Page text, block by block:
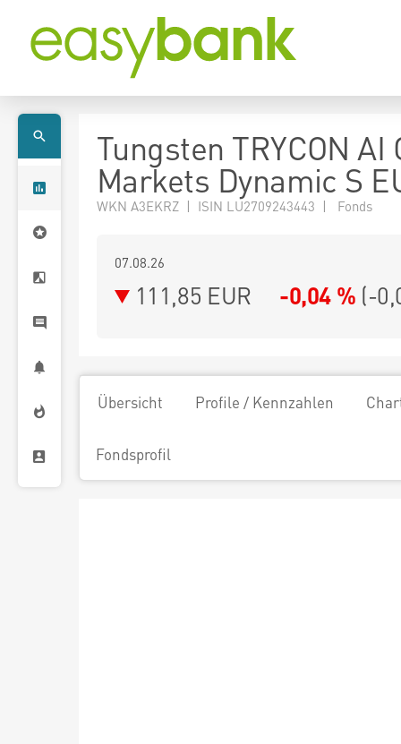
Tungsten TRYCON AI
Markets Dynamic S
WKN A3EKRZ | ISIN LU2709243443 | Fonds
07.08.26
111,85 EUR -0,04 % (-
Übersicht Profile / Kennzahlen
Fondsprofil